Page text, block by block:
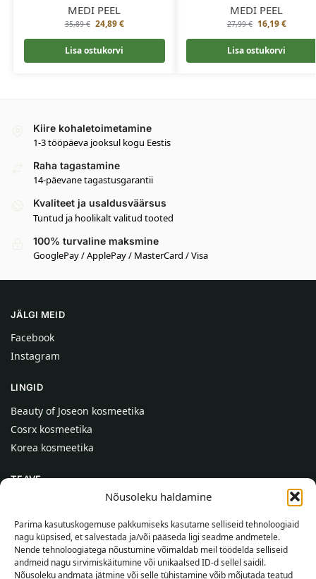
Nõusoleku haldamine
Parima kasutuskogemuse pakkumiseks kasutame selliseid tehnoloogiaid
nagu küpsised, et salvestada ja/või pääseda ligi seadme andmetele.
Nende tehnoloogiatega nõustumine võimaldab meil töödelda selliseid
andmeid nagu sirvimiskäitumine või unikaalsed ID-d sellel saidil.
Nõusoleku andmata jätmine või selle tühistamine võib mõjutada teatud
MEDI PEEL
35,89€ 24,89€
Lisa ostukorvi
MEDI PEEL
27,99€ 16,19€
Lisa ostukorvi
Kiire kohaletoimetamine
1-3 tööpäeva jooksul kogu Eestis
Raha tagastamine
14-päevane tagastusgarantii
Kvaliteet ja usaldusväärsus
Tuntud ja hoolikalt valitud tooted
100% turvaline maksmine
GooglePay / ApplePay / MasterCard / Visa
JÄLGI MEID
Facebook
Instagram
LINGID
Beauty of Joseon kosmeetika
Cosrx kosmeetika
Korea kosmeetika
TEAVE
Kontaktid
Abi
TEAVE OSTJALE